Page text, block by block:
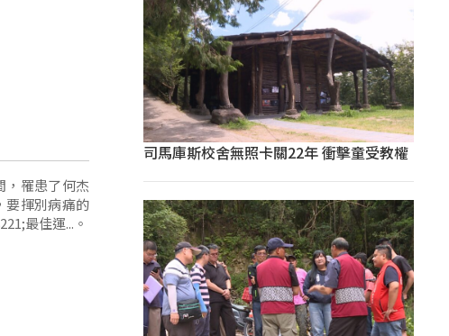
，罹患了何杰
要揮別病痛的
最佳運...。
司馬庫斯校舍無照卡關22年 衝擊童受教權